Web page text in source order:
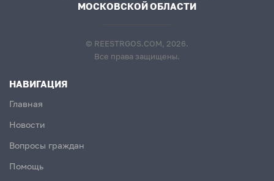
МОСКОВСКОЙ ОБЛАСТИ
© REESTRGOS.COM, 2026.
Все права защищены.
НАВИГАЦИЯ
Главная
Новости
Вопросы граждан
Помощь